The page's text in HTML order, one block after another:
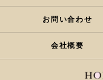
お問い合わせ
会社概要